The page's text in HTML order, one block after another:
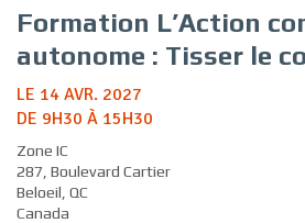
Formation L’Action
autonome : Tisser le
LE 14 AVR. 2027
DE 9H30 À 15H30
Zone IC
287, Boulevard Cartier
Beloeil, QC
Canada